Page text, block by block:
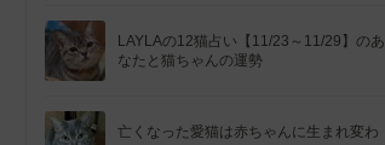
LAYLAの12猫占い【11/23～11/29】のあ
なたと猫ちゃんの運勢
亡くなった愛猫は赤ちゃんに生まれ変わ